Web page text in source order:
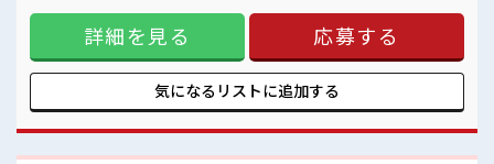
私物の置きすぎには注意が必要ですね★
お休みは土日祝日なので友人や家族との予定も合わせやすい♪
プライベート満喫！ ≪機能的な制服アリ≫ 制服があるので、
毎日の服装の悩み解消♪ ≪未経験でも活躍できる≫ 新しいこ
とにチャレンジするのは不安だけど、 しっかり働く環境が整
っています！ イチからスキルUP・ステップUP目指していき
ましょう！ ≪様々なお仕事をご提案≫ 一人で悩まず気軽に相
談できる、 派遣のお仕事です！ ■職場の雰囲気 休憩室でホッ
ぎには注意が必要ですね★ お休みは土日祝日なので友人や家
族との予定も合わせやすい♪
詳細を見る 応募する
気になるリストに追加する